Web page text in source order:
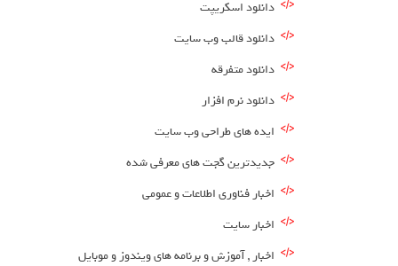
دانلود اسکریپت
دانلود قالب وب سایت
دانلود متفرقه
دانلود نرم افزار
ایده های طراحی وب سایت
جدیدترین گجت های معرفی شده
اخبار فناوری اطلاعات و عمومی
اخبار سایت
اخبار , آموزش و برنامه های ویندوز و موبایل